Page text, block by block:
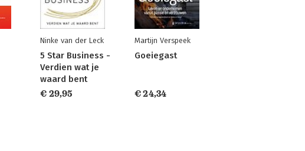
Ninke van der Leck
5 Star Business -
Verdien wat je
waard bent
€ 29,95
Martijn Verspeek
Goeiegast
€ 24,34